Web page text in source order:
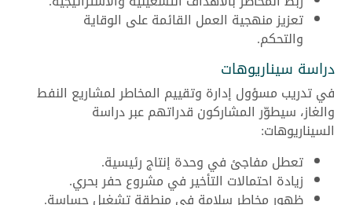
تعزيز منهجية العمل القائمة على الوقاية
والتحكم.
دراسة سيناريوهات
في تدريب مسؤول إدارة وتقييم المخاطر لمشاريع النفط
والغاز، سيطوّر المشاركون قدراتهم عبر دراسة
السيناريوهات:
تعطل مفاجئ في وحدة إنتاج رئيسية.
زيادة احتمالات التأخير في مشروع حفر بحري.
ظهور مخاطر سلامة في منطقة تشغيل حساسة.